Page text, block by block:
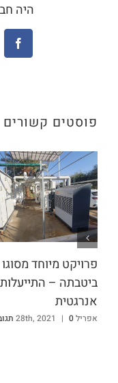
היה
פוסטים קשורים
פרויקט מיוחד מסוגו
ביטבתה – התייעלות
אנרגטית
אפריל 28th, 2021 | 0 תגובות